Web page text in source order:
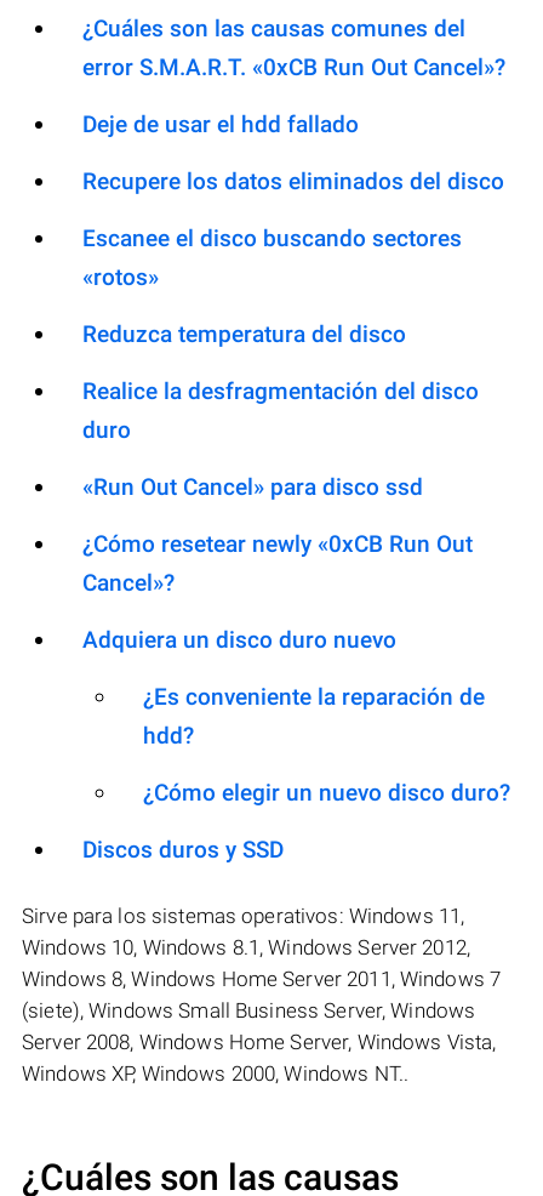
¿Cuáles son las causas comunes del
error S.M.A.R.T. «0xCB Run Out Cancel»?
Deje de usar el hdd fallado
Recupere los datos eliminados del disco
Escanee el disco buscando sectores
«rotos»
Reduzca temperatura del disco
Realice la desfragmentación del disco
duro
«Run Out Cancel» para disco ssd
¿Cómo resetear newly «0xCB Run Out
Cancel»?
Adquiera un disco duro nuevo
¿Es conveniente la reparación de
hdd?
¿Cómo elegir un nuevo disco duro?
Discos duros y SSD
Sirve para los sistemas operativos: Windows 11,
Windows 10, Windows 8.1, Windows Server 2012,
Windows 8, Windows Home Server 2011, Windows 7
(siete), Windows Small Business Server, Windows
Server 2008, Windows Home Server, Windows Vista,
Windows XP, Windows 2000, Windows NT..
¿Cuáles son las causas